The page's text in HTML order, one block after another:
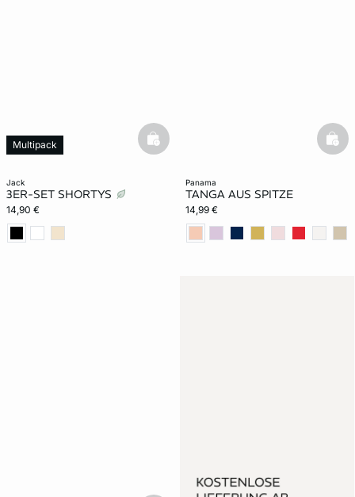
jack
3ER-SET SHORTYS
14,90 €
Multipack basketfull
panama
TANGA AUS SPITZE
14,99 €